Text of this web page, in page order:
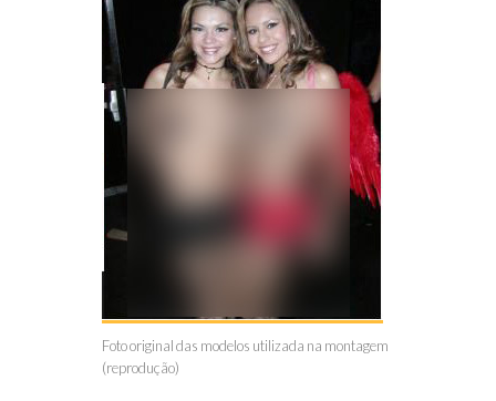
Foto original das modelos utilizada na montagem
(reprodução)